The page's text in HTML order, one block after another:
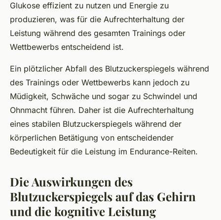
Glukose effizient zu nutzen und Energie zu
produzieren, was für die Aufrechterhaltung der
Leistung während des gesamten Trainings oder
Wettbewerbs entscheidend ist.
Ein plötzlicher Abfall des Blutzuckerspiegels während
des Trainings oder Wettbewerbs kann jedoch zu
Müdigkeit, Schwäche und sogar zu Schwindel und
Ohnmacht führen. Daher ist die Aufrechterhaltung
eines stabilen Blutzuckerspiegels während der
körperlichen Betätigung von entscheidender
Bedeutigkeit für die Leistung im Endurance-Reiten.
Die Auswirkungen des
Blutzuckerspiegels auf das Gehirn
und die kognitive Leistung